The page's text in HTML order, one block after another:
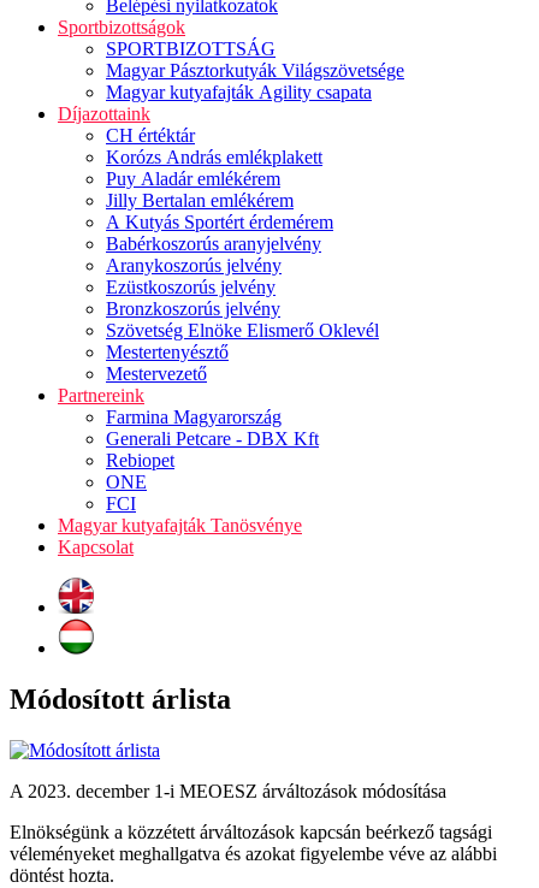
Belépési nyilatkozatok
Sportbizottságok
SPORTBIZOTTSÁG
Magyar Pásztorkutyák Világszövetsége
Magyar kutyafajták Agility csapata
Díjazottaink
CH értéktár
Korózs András emlékplakett
Puy Aladár emlékérem
Jilly Bertalan emlékérem
A Kutyás Sportért érdemérem
Babérkoszorús aranyjelvény
Aranykoszorús jelvény
Ezüstkoszorús jelvény
Bronzkoszorús jelvény
Szövetség Elnöke Elismerő Oklevél
Mestertenyésztő
Mestervezető
Partnereink
Farmina Magyarország
Generali Petcare - DBX Kft
Rebiopet
ONE
FCI
Magyar kutyafajták Tanösvénye
Kapcsolat
Módosított árlista
A 2023. december 1-i MEOESZ árváltozások módosítása
Elnökségünk a közzétett árváltozások kapcsán beérkező tagsági
véleményeket meghallgatva és azokat figyelembe véve az alábbi
döntést hozta.